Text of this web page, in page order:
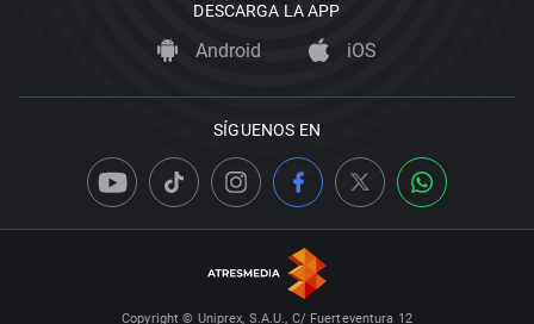
DESCARGA LA APP
Android iOS
SÍGUENOS EN
Copyright © Uniprex, S.A.U., C/ Fuerteventura 12